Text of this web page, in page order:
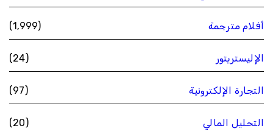
أفلام مترجمة (1٬999)
الإليستريتور (24)
التجارة الإلكترونية (97)
التحليل المالي (20)